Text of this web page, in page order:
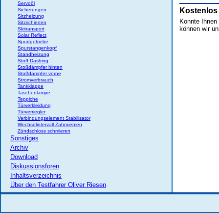
Servoöl
Sicherungen
Sitzheizung
Sitzschienen
Skitransport
Solar Reflect
Sportgetriebe
Spurstangenkopf
Standheizung
Stoff Dashing
Stoßdämpfer hinten
Stoßdämpfer vorne
Stromverbrauch
Tankklappe
Taschenlampe
Teppiche
Türverkleidung
Türverriegler
Verbindungselement Stabilisator
Wechselintervall Zahnriemen
Zündschloss schmieren
Sonstiges
Archiv
Download
Diskussionsforen
Inhaltsverzeichnis
Über den Testfahrer Oliver Riesen
Konnte
können wir